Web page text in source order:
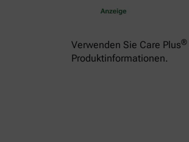
Verwenden Sie Care Plus®
Produktinformationen.